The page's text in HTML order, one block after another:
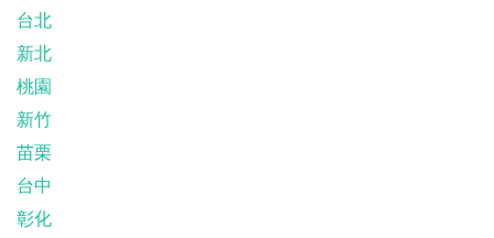
台北
新北
桃園
新竹
苗栗
台中
彰化